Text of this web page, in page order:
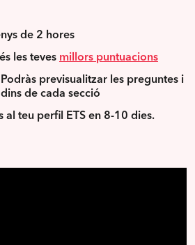
de 2 hores
les teves millors puntuacions
Podràs previsualitzar les preguntes i
de cada secció
al teu perfil ETS en 8-10 dies.